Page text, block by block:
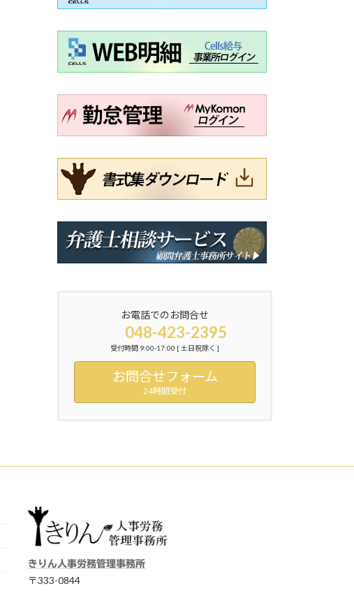
お電話でのお問合せ
048-423-2395
受付時間 9:00-17:00 [ 土日祝除く ]
お問合せフォーム
24時間受付
きりん人事労務管理事務所
〒333-0844